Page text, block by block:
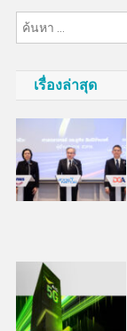
เรื่องล่าสุด